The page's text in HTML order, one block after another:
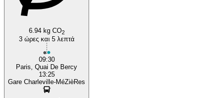
6.94 kg CO2
3 ώρες και 5 λεπτά
09:30
Paris, Quai De Bercy
13:25
Gare Charleville-MéZièRes